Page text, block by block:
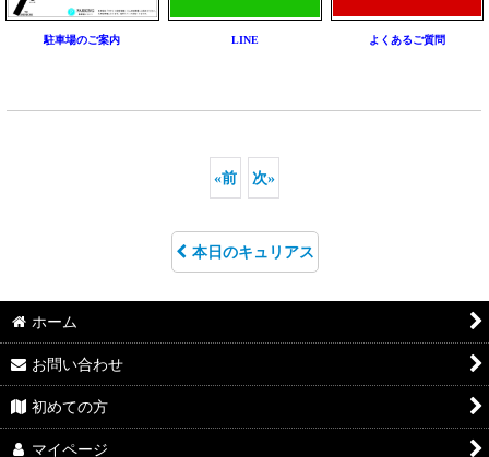
駐車場のご案内 LINE よくあるご質問
«前 次»
本日のキュリアス
ホーム
お問い合わせ
初めての方
マイページ